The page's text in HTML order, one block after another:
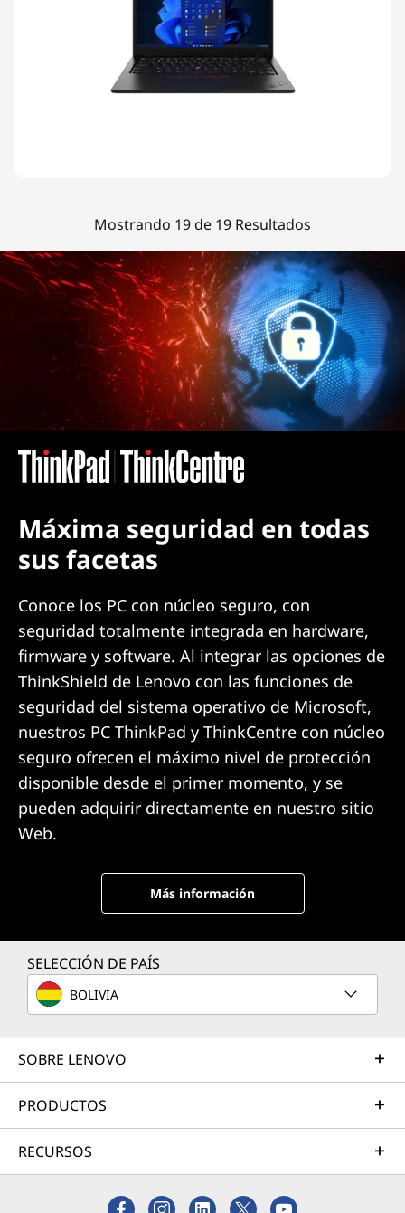
Mostrando 19 de 19 Resultados
Máxima seguridad en todas
sus facetas
Conoce los PC con núcleo seguro, con
seguridad totalmente integrada en hardware,
firmware y software. Al integrar las opciones de
ThinkShield de Lenovo con las funciones de
seguridad del sistema operativo de Microsoft,
nuestros PC ThinkPad y ThinkCentre con núcleo
seguro ofrecen el máximo nivel de protección
disponible desde el primer momento, y se
pueden adquirir directamente en nuestro sitio
Web.
Más información
SELECCIÓN DE PAÍS
BOLIVIA
SOBRE LENOVO
PRODUCTOS
RECURSOS